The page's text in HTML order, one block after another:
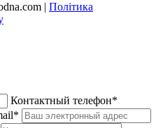
| Політика
Контактный телефон*